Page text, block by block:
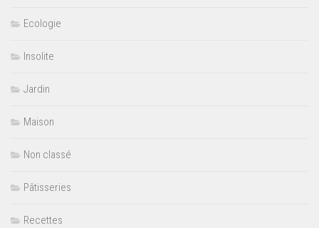
Ecologie
Insolite
Jardin
Maison
Non classé
Pâtisseries
Recettes